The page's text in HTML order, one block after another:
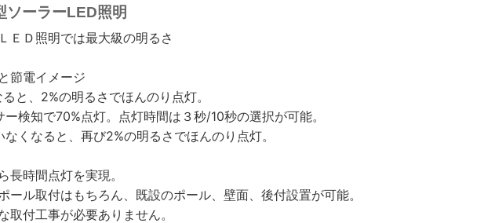
ソーラーLED照明
ＥＤ照明では最大級の明るさ
節電イメージ
と、2%の明るさでほんのり点灯。
ー検知で70%点灯。点灯時間は３秒/10秒の選択が可能。
なくなると、再び2%の明るさでほんのり点灯。
長時間点灯を実現。
ール取付はもちろん、既設のポール、壁面、後付設置が可能。
取付工事が必要ありません。